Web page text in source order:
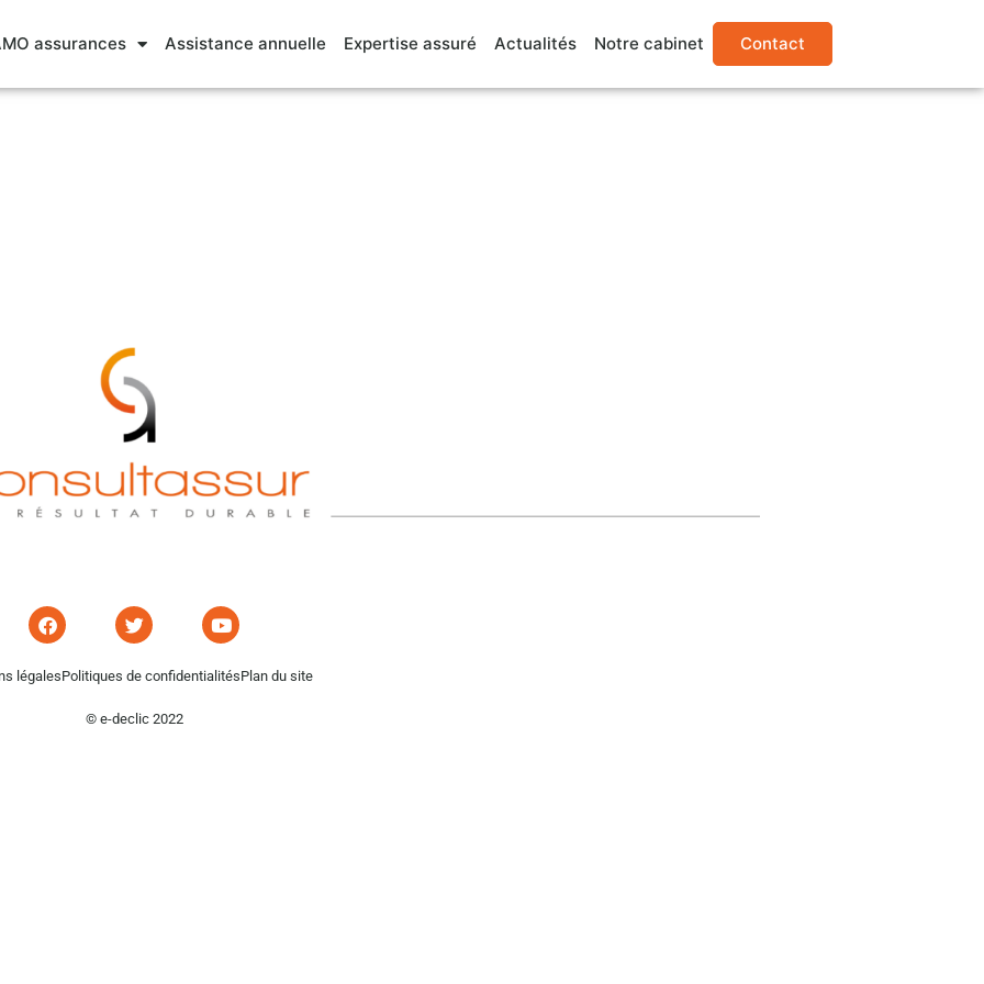
assurances Assistance annuelle Expertise assuré Actualités Notre cabinet Contact
légalesPolitiques de confidentialitésPlan du site
© e-declic 2022